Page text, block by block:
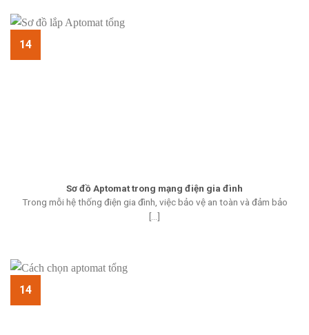
Sơ đồ Aptomat trong mạng điện gia đình
Trong mỗi hệ thống điện gia đình, việc bảo vệ an toàn và đảm bảo
[...]
14
14